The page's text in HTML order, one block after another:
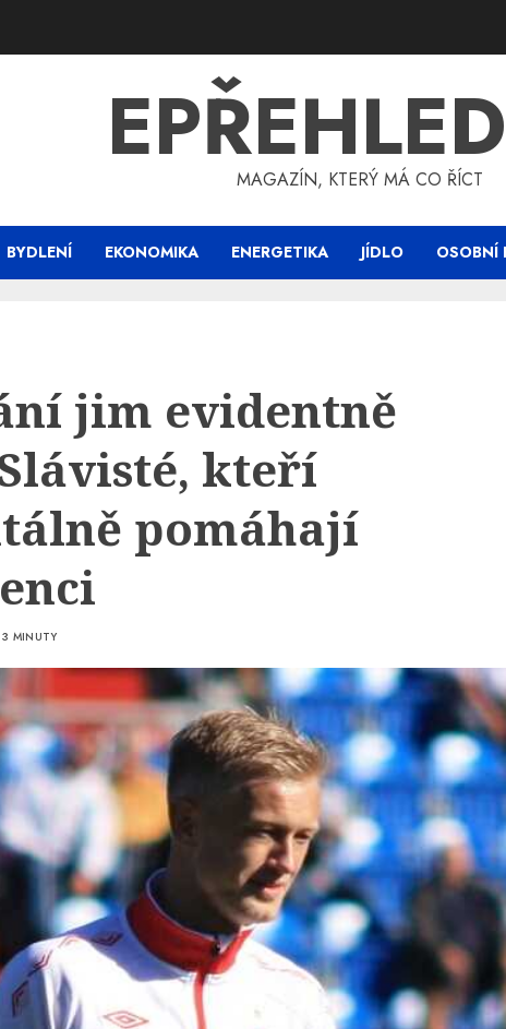
MAGAZÍN, KTERÝ MÁ CO ŘÍCT
BYDLENÍ EKONOMIKA ENERGETIKA JÍDLO OSOBNÍ
jim evidentně
kteří
pomáhají
3 MINUTY